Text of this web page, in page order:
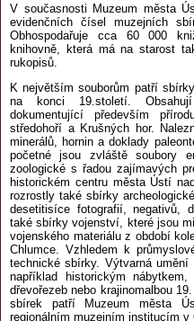
V současnosti Muzeum města
evidenčních čísel muzejních
Obhospodařuje cca 60 000
knihovně, která má na starost
rukopisů.
K největším souborům patří
na konci 19.století.
dokumentující především
středohoří a Krušných hor.
minerálů, hornin a doklady
početné jsou zvláště soubory
zoologické s řadou zajímavých
historickém centru města Ústí
rozrostly také sbírky
desetitisíce fotografií, negativů,
také sbírky vojenství, které jsou
vojenského materiálu z období
Chlumce. Vzhledem k
technické sbírky. Výtvarná
například historickým
dřevořezeb nebo krajinomalbou
sbírek patří Muzeum města
regionálním muzejním institucím v